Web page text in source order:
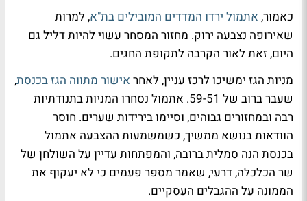
כאמור, אתמול ירדו המדדים המובילים בת"א, למרות
שאירופה נצבעה ירוק. מחזור המסחר עשוי להיות דליל גם
היום, זאת לאור הקרבה לתקופת החגים.
מניות הגז ימשיכו לרכז עניין, לאחר אישור מתווה הגז בכנסת,
שעבר ברוב של 59-51. אתמול נסחרו המניות בתנודתיות
רבה ובמחזורים גבוהים, וסיימו בירידות שערים. חוסר
הוודאות בנושא ממשיך, כשמשמעות ההצבעה אתמול
בכנסת הנה סמלית ברובה, והמפתחות עדיין על השולחן של
שר הכלכלה, דרעי, שאמר מספר פעמים כי לא יעקוף את
הממונה על ההגבלים העסקיים.